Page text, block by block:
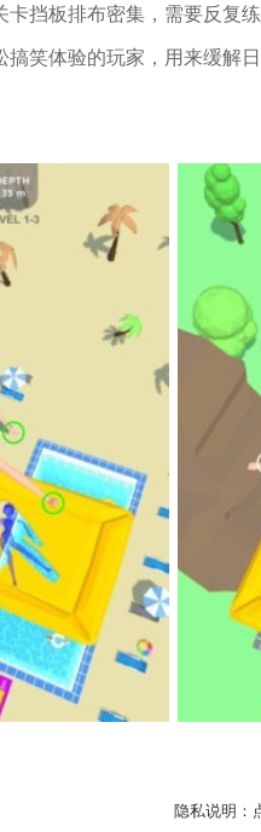
卡挡板排布密集，需要反复
搞笑体验的玩家，用来缓解日
隐私说明：